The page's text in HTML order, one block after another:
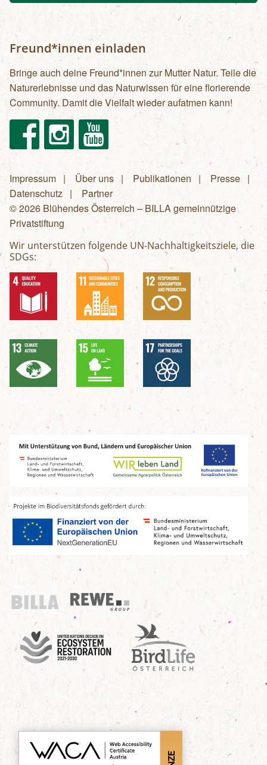
Freund*innen einladen
Bringe auch deine Freund*innen zur Mutter Natur. Teile die
Naturerlebnisse und das Naturwissen für eine florierende
Community. Damit die Vielfalt wieder aufatmen kann!
FacebookInstagram Youtube
Fußzeilenmenü
Impressum Über uns Publikationen
Presse
Datenschutz
Partner
© 2026 Blühendes Österreich – BILLA gemeinnützige
Privatstiftung
Wir unterstützen folgende UN-Nachhaltigkeitsziele, die
SDGs:
Billa
REWE Group
UN Decade
Birdlife